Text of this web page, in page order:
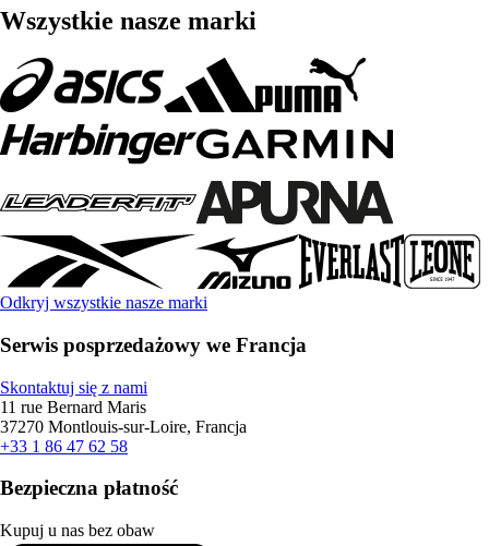
Wszystkie nasze marki
Odkryj wszystkie nasze marki
Serwis posprzedażowy we Francja
Skontaktuj się z nami
11 rue Bernard Maris
37270 Montlouis-sur-Loire, Francja
+33 1 86 47 62 58
Bezpieczna płatność
Kupuj u nas bez obaw